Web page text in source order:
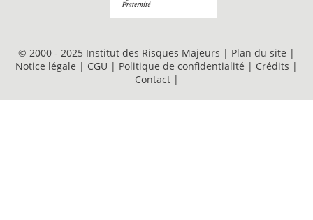
© 2000 - 2025 Institut des Risques Majeurs | Plan du site |
Notice légale | CGU | Politique de confidentialité | Crédits |
Contact |